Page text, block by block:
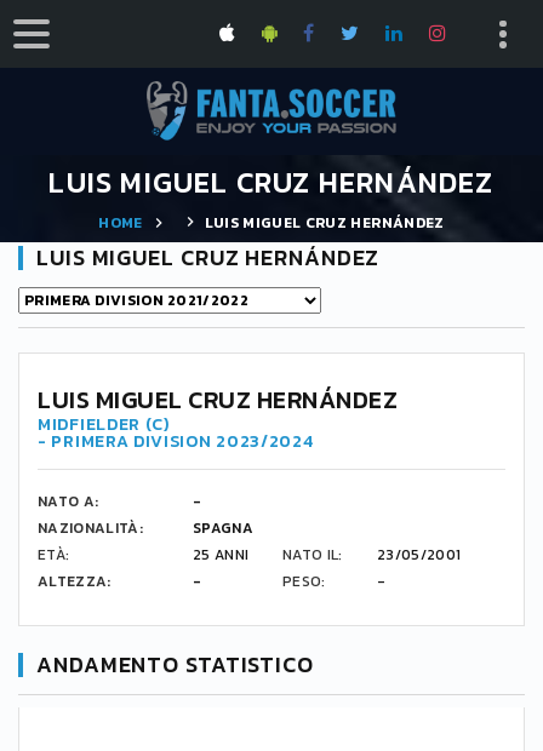
LUIS MIGUEL CRUZ HERNÁNDEZ
HOME LUIS MIGUEL CRUZ HERNÁNDEZ
LUIS MIGUEL CRUZ HERNÁNDEZ
LUIS MIGUEL CRUZ HERNÁNDEZ
MIDFIELDER (C)
- PRIMERA DIVISION 2023/2024
NATO A:
-
NAZIONALITÀ:
SPAGNA
ETÀ:
25 ANNI NATO IL:
23/05/2001
ALTEZZA:
- PESO: -
ANDAMENTO STATISTICO